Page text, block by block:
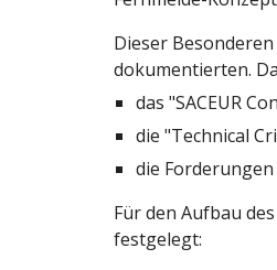
Dieser
dokumentierten.
das "SACEUR
die "Technical
die
Für den Aufbau
festgelegt: